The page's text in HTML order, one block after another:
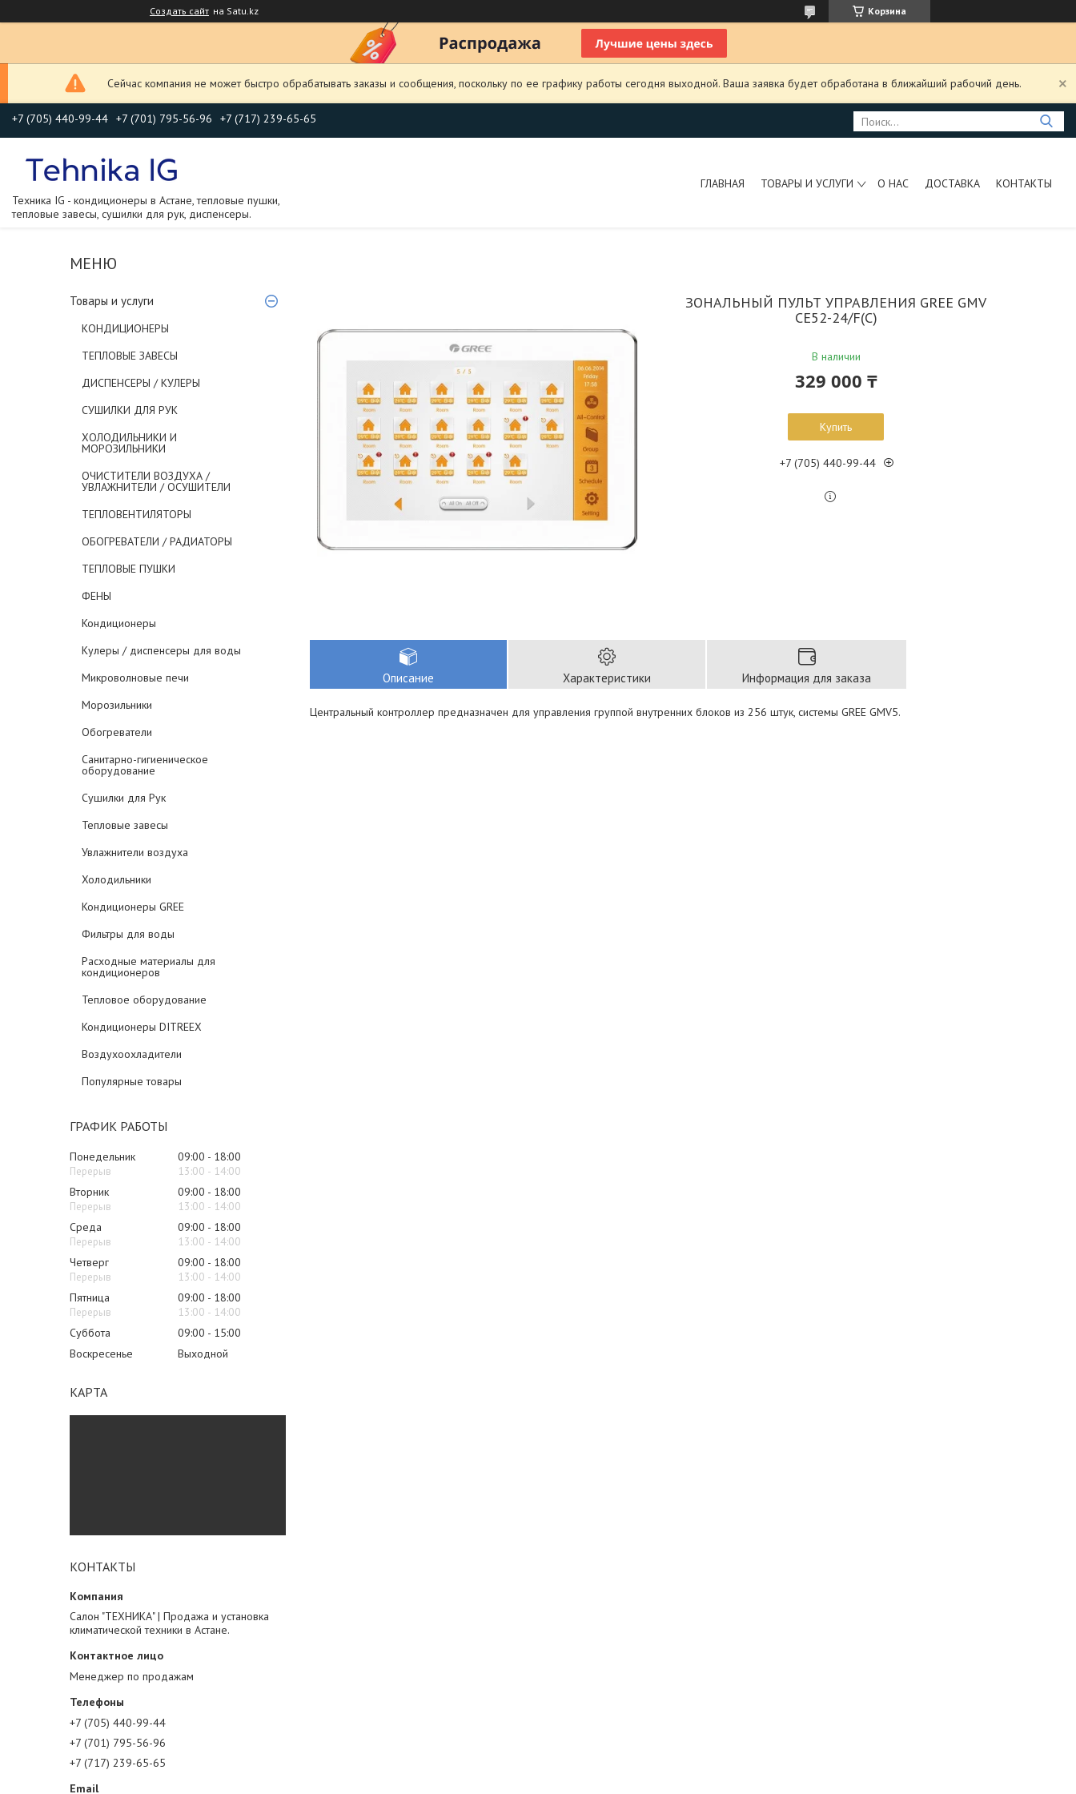
Создать сайт на Satu.kz Корзина
Сейчас компания не может быстро обрабатывать заказы и сообщения, поскольку по ее графику работы сегодня выходной. Ваша заявка будет обработана в ближайший рабочий день.
+7 (705) 440-99-44 +7 (701) 795-56-96 +7 (717) 239-65-65
Техника IG - кондиционеры в Астане, тепловые пушки,
тепловые завесы, сушилки для рук, диспенсеры.
ГЛАВНАЯ ТОВАРЫ И УСЛУГИ О НАС ДОСТАВКА КОНТАКТЫ
Товары и услуги
КОНДИЦИОНЕРЫ
ТЕПЛОВЫЕ ЗАВЕСЫ
ДИСПЕНСЕРЫ / КУЛЕРЫ
СУШИЛКИ ДЛЯ РУК
ХОЛОДИЛЬНИКИ И
МОРОЗИЛЬНИКИ
ОЧИСТИТЕЛИ ВОЗДУХА /
УВЛАЖНИТЕЛИ / ОСУШИТЕЛИ
ТЕПЛОВЕНТИЛЯТОРЫ
ОБОГРЕВАТЕЛИ / РАДИАТОРЫ
ТЕПЛОВЫЕ ПУШКИ
ФЕНЫ
Кондиционеры
Кулеры / диспенсеры для воды
Микроволновые печи
Морозильники
Обогреватели
Санитарно-гигиеническое
оборудование
Сушилки для Рук
Тепловые завесы
Увлажнители воздуха
Холодильники
Кондиционеры GREE
Фильтры для воды
Расходные материалы для
кондиционеров
Тепловое оборудование
Кондиционеры DITREEX
Воздухоохладители
Популярные товары
ГРАФИК РАБОТЫ
Понедельник 09:00
18:00
13:00
14:00
Вторник
09:00
18:00
13:00
14:00
Среда
09:00
18:00
13:00
14:00
Четверг
09:00
18:00
13:00
14:00
Пятница
09:00
18:00
13:00
14:00
Суббота
09:00
15:00
Воскресенье
Выходной
КАРТА
КОНТАКТЫ
Салон "ТЕХНИКА" | Продажа и установка
климатической техники в Астане.
Менеджер по продажам
+7 (705) 440-99-44
+7 (701) 795-56-96
+7 (717) 239-65-65
ЗОНАЛЬНЫЙ ПУЛЬТ УПРАВЛЕНИЯ GREE GMV
CE52-24/F(C)
В наличии
329 000 ₸
Купить
+7 (705) 440-99-44
Описание Характеристики Информация для заказа
Центральный контроллер предназначен для управления группой внутренних блоков из 256 штук, системы GREE GMV5.